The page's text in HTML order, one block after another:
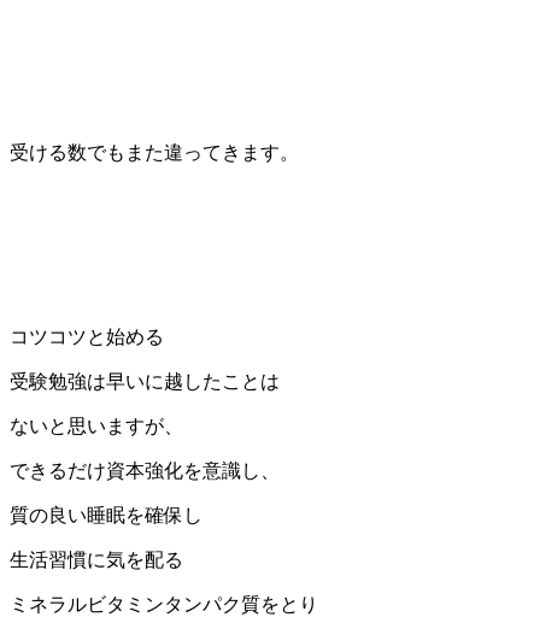
受ける数でもまた違ってきます。
コツコツと始める
受験勉強は早いに越したことは
ないと思いますが、
できるだけ資本強化を意識し、
質の良い睡眠を確保し
生活習慣に気を配る
ミネラルビタミンタンパク質をとり